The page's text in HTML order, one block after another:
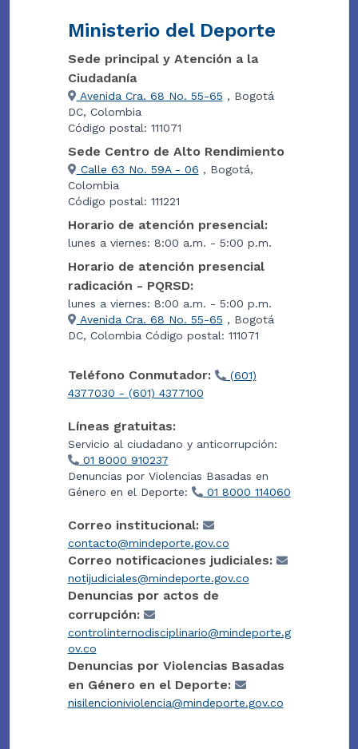
Ministerio del Deporte
Sede principal y Atención a la
Ciudadanía
Avenida Cra. 68 No. 55-65 , Bogotá
DC, Colombia
Código postal: 111071
Sede Centro de Alto Rendimiento
Calle 63 No. 59A - 06 , Bogotá,
Colombia
Código postal: 111221
Horario de atención presencial:
lunes a viernes: 8:00 a.m. - 5:00 p.m.
Horario de atención presencial
radicación - PQRSD:
lunes a viernes: 8:00 a.m. - 5:00 p.m.
Avenida Cra. 68 No. 55-65 , Bogotá
DC, Colombia Código postal: 111071
Teléfono Conmutador:
(601)
4377030 - (601) 4377100
Líneas gratuitas:
Servicio al ciudadano y anticorrupción:
01 8000 910237
Denuncias por Violencias Basadas en
Género en el Deporte:
01 8000 114060
Correo institucional:
contacto@mindeporte.gov.co
Correo notificaciones judiciales:
notijudiciales@mindeporte.gov.co
Denuncias por actos de
corrupción:
controlinternodisciplinario@mindeporte.g
ov.co
Denuncias por Violencias Basadas
en Género en el Deporte:
nisilencioniviolencia@mindeporte.gov.co